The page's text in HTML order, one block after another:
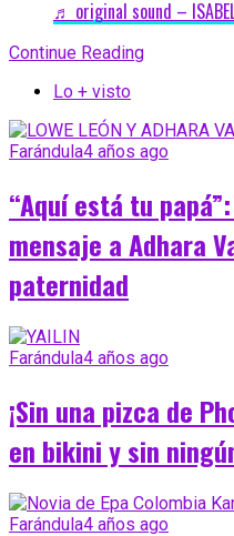
♬ original sound –
Continue Reading
Lo + visto
Farándula4 años ago
“Aquí está tu
mensaje a Adhara
paternidad
Farándula4 años ago
¡Sin una pizca de
en bikini y sin
Farándula4 años ago